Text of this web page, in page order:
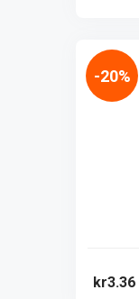
kr3.36
-20%